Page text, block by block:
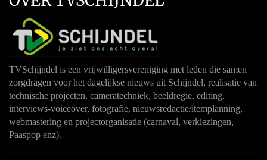
TVSchijndel is een vrijwilligersvereniging met leden die samen
zorgdragen voor het dagelijkse nieuws uit Schijndel, realisatie van
technische projecten, cameratechniek, beeldregie, editing,
interviews-voiceover, fotografie, nieuwsredactie/itemplanning,
webmastering en projectorganisatie (carnaval, verkiezingen,
Paaspop enz).